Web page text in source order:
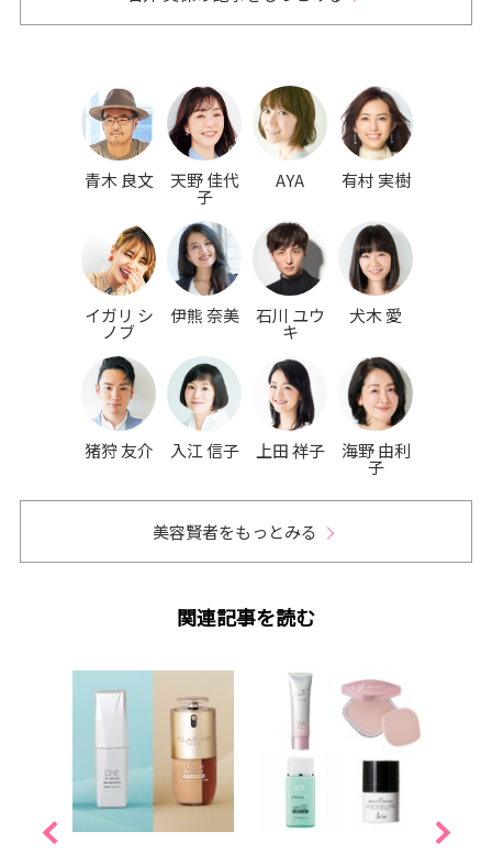
青木 良文 天野 佳代
子
AYA 有村 実樹
イガリ シ
ノブ
伊熊 奈美 石川 ユウ
キ
犬木 愛
猪狩 友介 入江 信子 上田 祥子 海野 由利
子
美容賢者をもっとみる
関連記事を読む